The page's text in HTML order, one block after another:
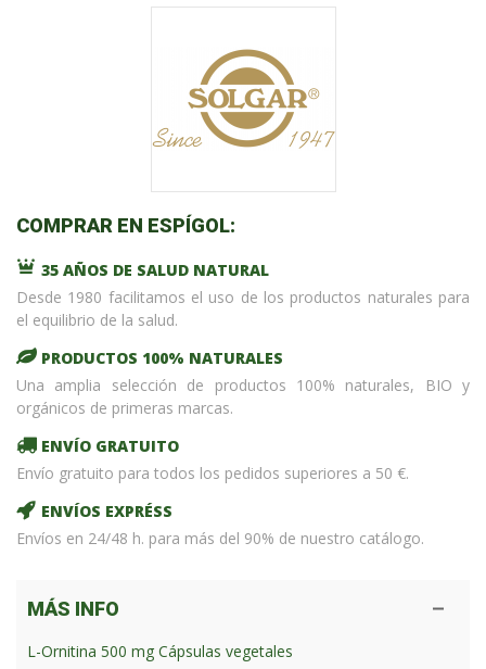
COMPRAR EN ESPÍGOL:
35 AÑOS DE SALUD NATURAL
Desde 1980 facilitamos el uso de los productos naturales para
el equilibrio de la salud.
PRODUCTOS 100% NATURALES
Una amplia selección de productos 100% naturales, BIO y
orgánicos de primeras marcas.
ENVÍO GRATUITO
Envío gratuito para todos los pedidos superiores a 50 €.
ENVÍOS EXPRÉSS
Envíos en 24/48 h. para más del 90% de nuestro catálogo.
MÁS INFO
L-Ornitina 500 mg Cápsulas vegetales